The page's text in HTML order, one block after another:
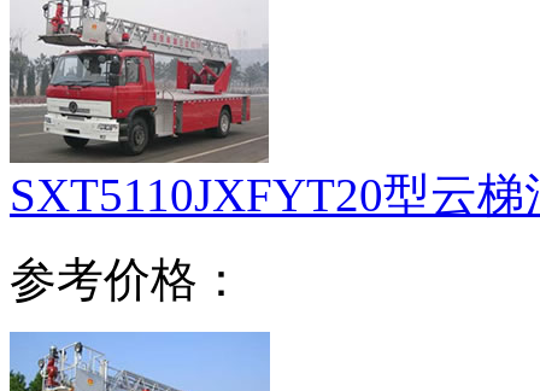
SXT5110JXFYT20型云
参考价格：